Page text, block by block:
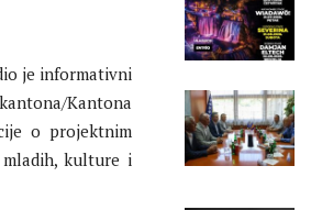
je informativni
Kantona
o projektnim
kulture i